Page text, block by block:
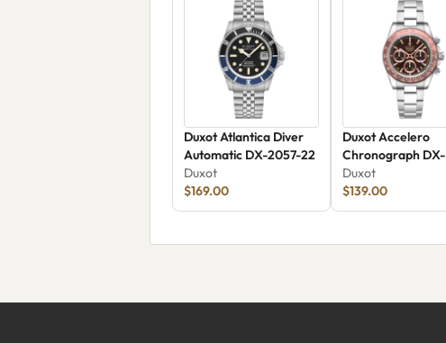
Duxot Atlantica Diver
Automatic DX-2057-22
Duxot
$169.00
Duxot Accelero
Chronograph DX-
2065-44
Duxot
$139.00